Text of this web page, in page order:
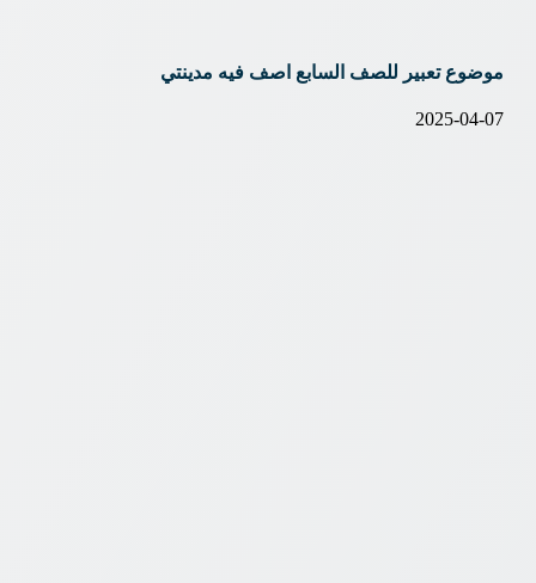
موضوع تعبير للصف السابع اصف فيه مدينتي
2025-04-07